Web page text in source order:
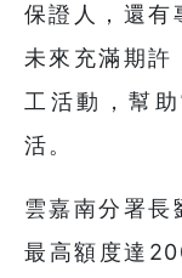
保證人，還有
未來充滿期許
工活動，幫
活。
雲嘉南分署長
最高額度達